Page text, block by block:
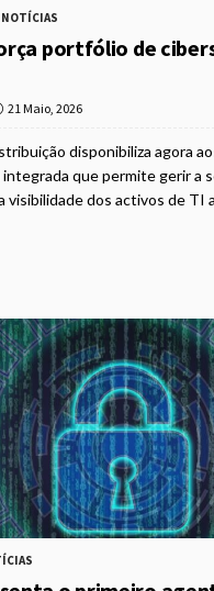
NOTÍCIAS
portfólio de
21 Maio, 2026
disponibiliza agora
integrada que permite gerir a
visibilidade dos activos de TI